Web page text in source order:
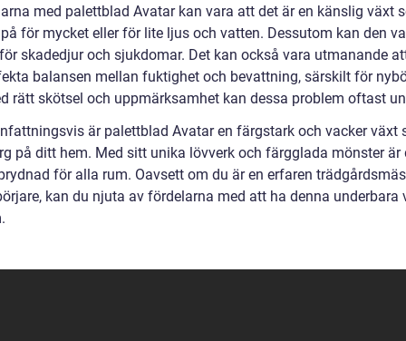
med palettblad Avatar kan vara att det är en känslig växt
för mycket eller för lite ljus och vatten. Dessutom kan den
skadedjur och sjukdomar. Det kan också vara utmanande
balansen mellan fuktighet och bevattning, särskilt för
rätt skötsel och uppmärksamhet kan dessa problem oftast
är palettblad Avatar en färgstark och vacker växt
på ditt hem. Med sitt unika lövverk och färgglada mönster är
för alla rum. Oavsett om du är en erfaren
kan du njuta av fördelarna med att ha denna underbara